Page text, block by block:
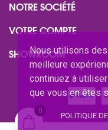
Nous utilisons
meilleure
continuez à
que vous en êtes
POLITIQUE
NOTRE SOCIÉTÉ
VOTRE COMPTE
SHOWROOM
0